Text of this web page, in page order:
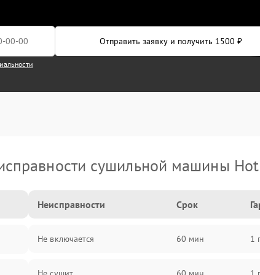
Отправить заявку и получить 1500 ₽
сушильной машины
Неисправности Срок
Не включается 60 мин 1